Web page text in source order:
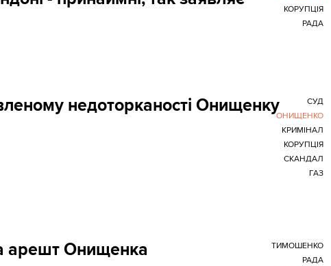
КОРУПЦІЯ
РАДА
недоторканості Онищенку
СУД
ОНИЩЕНКО
КРИМІНАЛ
КОРУПЦІЯ
СКАНДАЛ
ГАЗ
арешт Онищенка
ТИМОШЕНКО
РАДА